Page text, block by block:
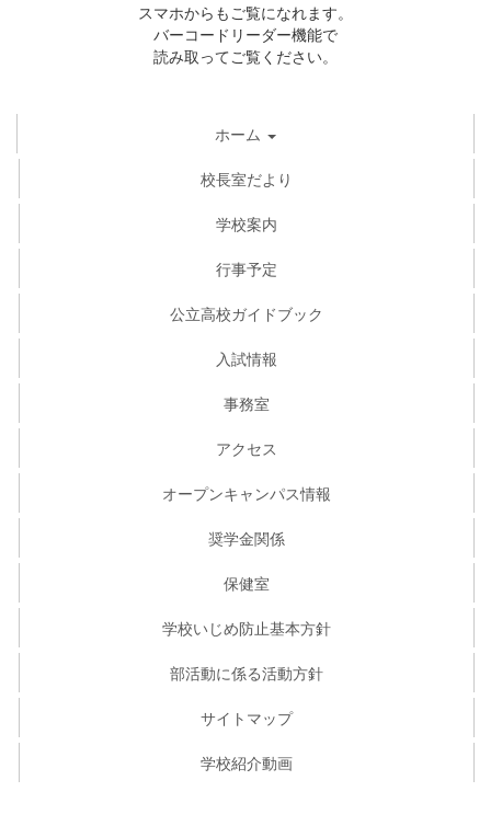
スマホからもご覧になれます。
バーコードリーダー機能で
読み取ってご覧ください。
ホーム
校長室だより
学校案内
行事予定
公立高校ガイドブック
入試情報
事務室
アクセス
オープンキャンパス情報
奨学金関係
保健室
学校いじめ防止基本方針
部活動に係る活動方針
サイトマップ
学校紹介動画